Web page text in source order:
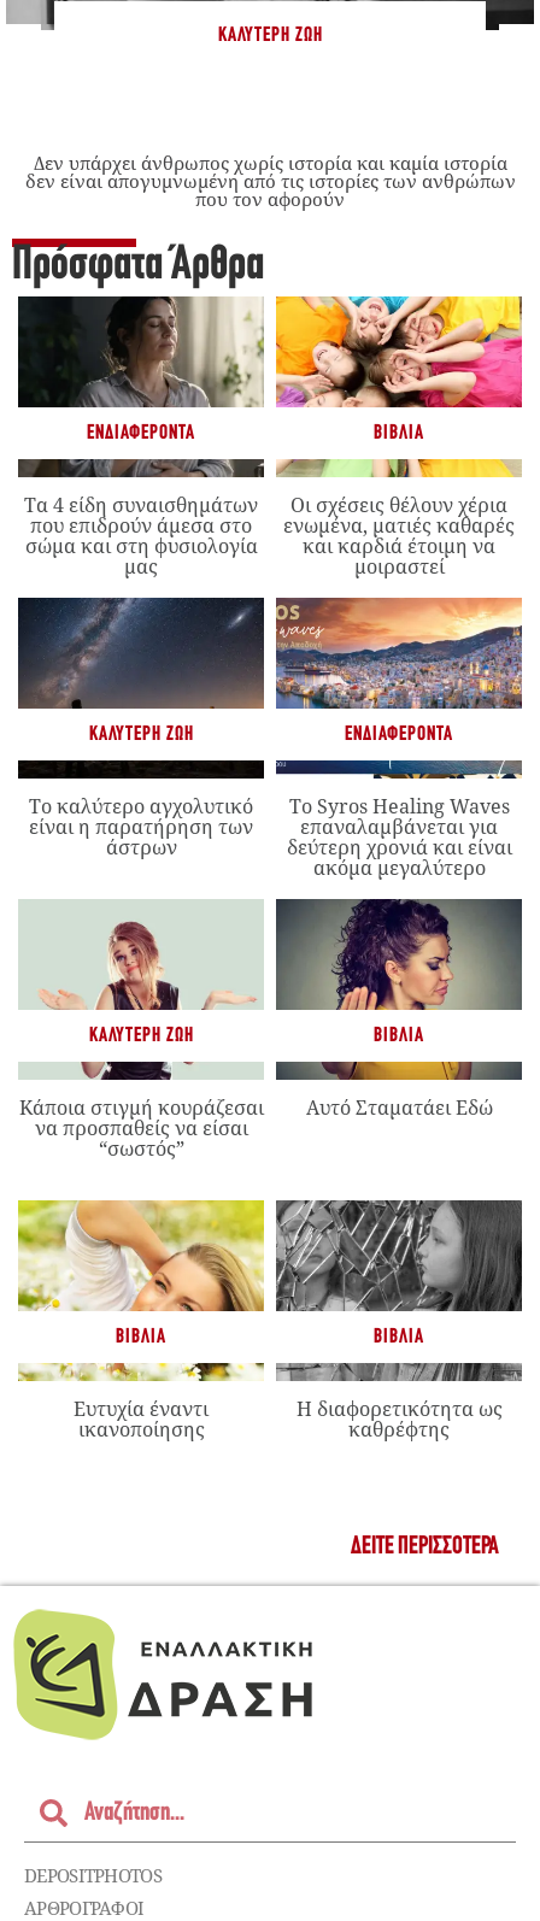
ΚΑΛΎΤΕΡΗ ΖΩΉ
Δεν υπάρχει άνθρωπος χωρίς ιστορία και καμία ιστορία
δεν είναι απογυμνωμένη από τις ιστορίες των ανθρώπων
που τον αφορούν
Πρόσφατα Άρθρα
ΕΝΔΙΑΦΈΡΟΝΤΑ
Τα 4 είδη συναισθημάτων
που επιδρούν άμεσα στο
σώμα και στη φυσιολογία
μας
ΒΙΒΛΊΑ
Οι σχέσεις θέλουν χέρια
ενωμένα, ματιές καθαρές
και καρδιά έτοιμη να
μοιραστεί
ΚΑΛΎΤΕΡΗ ΖΩΉ
Το καλύτερο αγχολυτικό
είναι η παρατήρηση των
άστρων
ΕΝΔΙΑΦΈΡΟΝΤΑ
Το Syros Healing Waves
επαναλαμβάνεται για
δεύτερη χρονιά και είναι
ακόμα μεγαλύτερο
ΚΑΛΎΤΕΡΗ ΖΩΉ
Κάποια στιγμή κουράζεσαι
να προσπαθείς να είσαι
“σωστός”
ΒΙΒΛΊΑ
Αυτό Σταματάει Εδώ
ΒΙΒΛΊΑ
Ευτυχία έναντι
ικανοποίησης
ΒΙΒΛΊΑ
Η διαφορετικότητα ως
καθρέφτης
ΔΕΊΤΕ ΠΕΡΙΣΣΌΤΕΡΑ
DEPOSITPHOTOS
ΑΡΘΡΟΓΡΑΦΟΙ